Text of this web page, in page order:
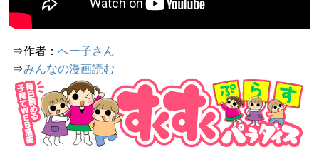
⇒作者： へー子さん
⇒みんなの漫画読む